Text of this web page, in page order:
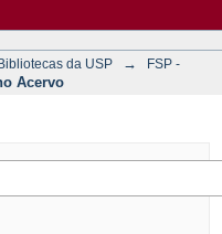
da USP →
FSP -
Acervo